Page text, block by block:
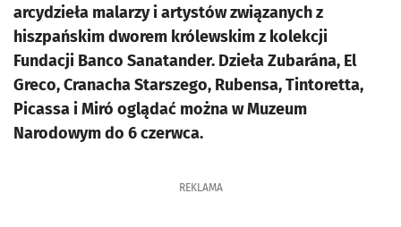
arcydzieła malarzy i artystów związanych z
hiszpańskim dworem królewskim z kolekcji
Fundacji Banco Sanatander. Dzieła Zubarána, El
Greco, Cranacha Starszego, Rubensa, Tintoretta,
Picassa i Miró oglądać można w Muzeum
Narodowym do 6 czerwca.
REKLAMA